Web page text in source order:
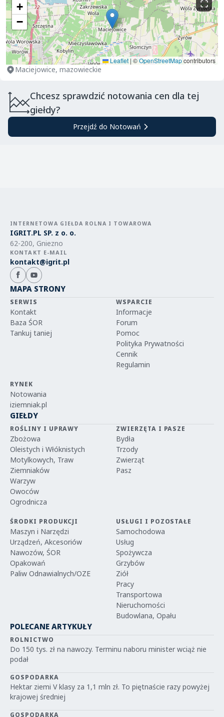
+
−
Leaflet |©OpenStreetMapcontributors
Maciejowice, mazowieckie
Chcesz sprawdzić notowania cen dla tej
giełdy?
Przejdź do Notowań
INTERNETOWA GIEŁDA ROLNA I TOWAROWA
IGRIT.PL SP. z o. o.
62-200, Gniezno
KONTAKT E-MAIL
kontakt@igrit.pl
MAPA STRONY
SERWIS
Kontakt
Baza ŚOR
Tankuj taniej
WSPARCIE
Informacje
Forum
Pomoc
Polityka Prywatności
Cennik
Regulamin
RYNEK
Notowania
iziemniak.pl
GIEŁDY
ROŚLINY I UPRAWY
Zbożowa
Oleistych i Włóknistych
Motylkowych, Traw
Ziemniaków
Warzyw
Owoców
Ogrodnicza
ZWIERZĘTA I PASZE
Bydła
Trzody
Zwierząt
Pasz
ŚRODKI PRODUKCJI
Maszyn i Narzędzi
Urządzeń, Akcesoriów
Nawozów, ŚOR
Opakowań
Paliw Odnawialnych/OZE
USŁUGI I POZOSTAŁE
Samochodowa
Usług
Spożywcza
Grzybów
Ziół
Pracy
Transportowa
Nieruchomości
Budowlana, Opału
POLECANE ARTYKUŁY
ROLNICTWO
Do 150 tys. zł na nawozy. Terminu naboru minister wciąż nie
podał
GOSPODARKA
Hektar ziemi V klasy za 1,1 mln zł. To piętnaście razy powyżej
krajowej średniej
GOSPODARKA